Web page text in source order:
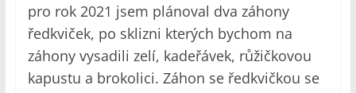
pro rok 2021 jsem plánoval dva záhony
ředkviček, po sklizni kterých bychom na
záhony vysadili zelí, kadeřávek, růžičkovou
kapustu a brokolici. Záhon se ředkvičkou se